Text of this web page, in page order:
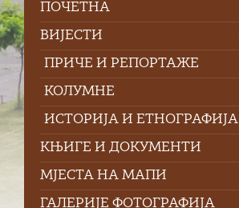
ПOЧЕТНА
ВИЈЕСТИ
ПРИЧЕ И РЕПОРТАЖЕ
КОЛУМНЕ
ИСТОРИЈА И ЕТНОГРАФИЈА
КЊИГЕ И ДОКУМЕНТИ
МЈЕСТА НА МАПИ
ГАЛЕРИЈЕ ФОТОГРАФИЈА